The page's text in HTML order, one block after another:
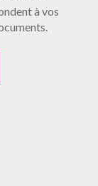
à vos